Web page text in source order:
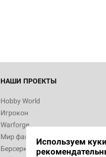
НАШИ ПРОЕКТЫ
Hobby World
Игрокон
Warforge
Мир фантастики
Берсерк
Используем